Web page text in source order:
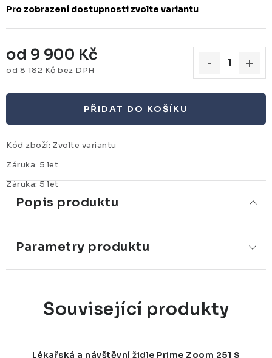
od 9 900 Kč
od 8 182 Kč bez DPH
PŘIDAT DO KOŠÍKU
Kód zboží: Zvolte variantu
Záruka: 5 let
Záruka:5 let
Popis produktu
Parametry produktu
Související produkty
Lékařská a návštěvní židle Prime Zoom 251 S